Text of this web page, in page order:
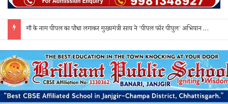
माँ के नाम पीपल का पौधा लगाकर मुख्यमंत्री साय ने ‘पीपल फॉर पीपुल’ अभियान की शुरुआत की